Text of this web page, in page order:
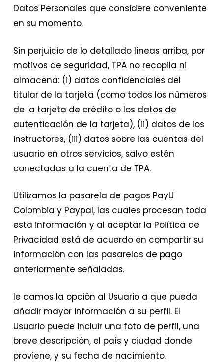
Datos Personales que considere conveniente
en su momento.
Sin perjuicio de lo detallado líneas arriba, por
motivos de seguridad, TPA no recopila ni
almacena: (i) datos confidenciales del
titular de la tarjeta (como todos los números
de la tarjeta de crédito o los datos de
autenticación de la tarjeta), (ii) datos de los
instructores, (iii) datos sobre las cuentas del
usuario en otros servicios, salvo estén
conectadas a la cuenta de TPA.
Utilizamos la pasarela de pagos PayU
Colombia y Paypal, las cuales procesan toda
esta información y al aceptar la Política de
Privacidad está de acuerdo en compartir su
información con las pasarelas de pago
anteriormente señaladas.
le damos la opción al Usuario a que pueda
añadir mayor información a su perfil. El
Usuario puede incluir una foto de perfil, una
breve descripción, el país y ciudad donde
proviene, y su fecha de nacimiento.